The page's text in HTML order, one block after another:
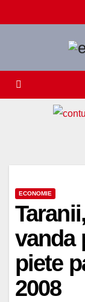
to
ECONOMIE
vanda
piete
2008